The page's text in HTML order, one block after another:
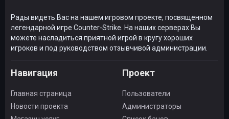
Рады видеть Вас на нашем игровом проекте, посвященном
легендарной игре Counter-Strike. На наших серверах Вы
можете насладиться приятной игрой в кругу хороших
игроков и под руководством отзывчивой администрации.
Навигация
Главная страница
Новости проекта
Проект
Пользователи
Администраторы